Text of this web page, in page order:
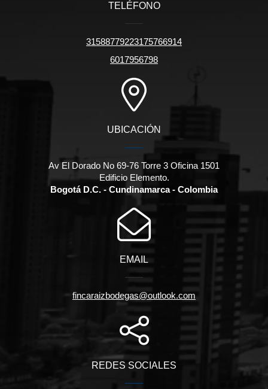
TELÉFONO
31588779223175766914
6017956798
UBICACIÓN
Av El Dorado No 69-76 Torre 3 Oficina 1501
Edificio Elemento.
Bogotá D.C. - Cundinamarca - Colombia
EMAIL
fincaraizbodegas@outlook.com
REDES SOCIALES